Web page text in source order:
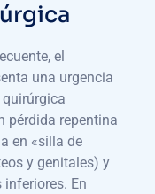
el
una urgencia
pérdida repentina
en «silla de
y genitales) y
En